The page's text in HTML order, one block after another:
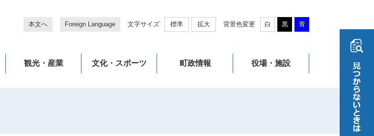
本文へ Foreign Language 文字サイズ 標準 拡大 背景色変更 白 黒 青
観光・産業 文化・スポーツ 町政情報 役場・施設